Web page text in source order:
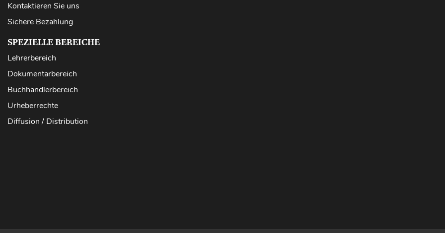
Kontaktieren Sie uns
Sichere Bezahlung
SPEZIELLE BEREICHE
Lehrerbereich
Dokumentarbereich
Buchhändlerbereich
Urheberrechte
Diffusion / Distribution